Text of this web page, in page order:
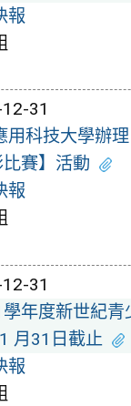
報
31
用科技大學辦
賽】活動
報
31
學年度新世紀青
月31日截止
報